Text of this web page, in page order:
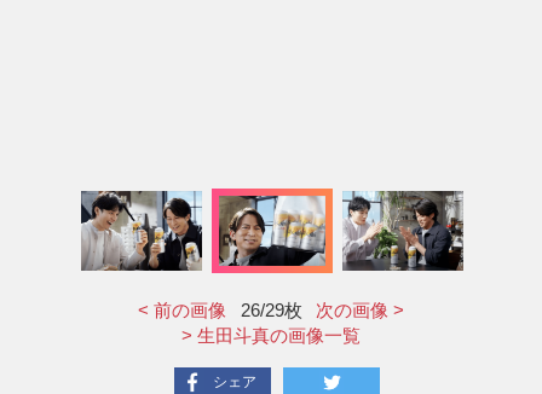
< 前の画像 26/29枚
次の画像 >
> 生田斗真の画像一覧
シェア